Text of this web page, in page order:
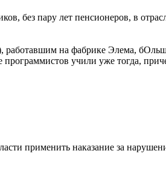
без пару лет пенсионеров, в
на фабрике Элема,
учили уже тогда,
применить наказание за